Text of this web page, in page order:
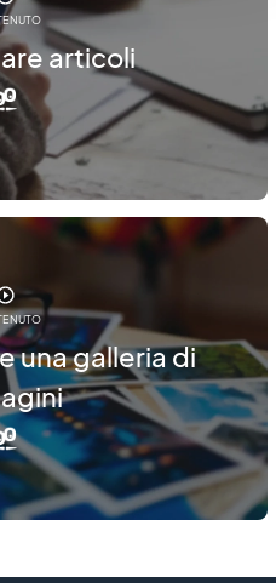
articoli
una galleria di